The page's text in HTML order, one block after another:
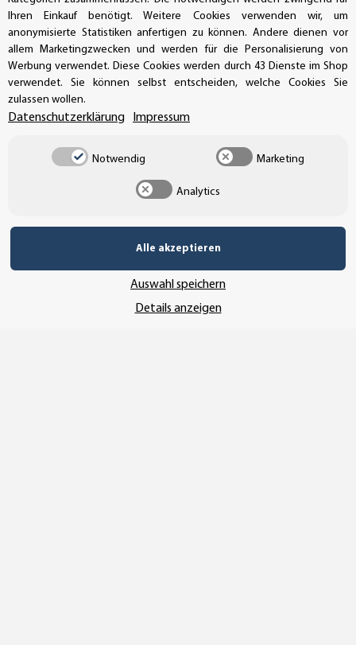
UNSER AFFILIATE-PROGRAMM
UNSERE ZAHLUNGSARTEN*
SSL-Verschlüsselung
UNSER VERSANDDIENSTLEISTER
Ihren Einkauf benötigt. Weitere Cookies verwenden wir, um
anonymisierte Statistiken anfertigen zu können. Andere dienen vor
allem Marketingzwecken und werden für die Personalisierung von
Werbung verwendet. Diese Cookies werden durch 43 Dienste im Shop
verwendet. Sie können selbst entscheiden, welche Cookies Sie
zulassen wollen.
Datenschutzerklärung Impressum
Notwendig Marketing
Analytics
Alle akzeptieren
Auswahl speichern
Details anzeigen